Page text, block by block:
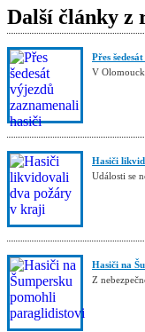
Další články z
Přes
V
Hasiči
Události se
Hasiči na
Z